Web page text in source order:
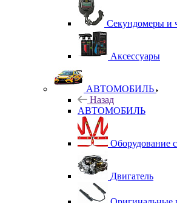
Секундомеры и
Аксессуары
АВТОМОБИЛЬ
Назад
АВТОМОБИЛЬ
Оборудование
Двигатель